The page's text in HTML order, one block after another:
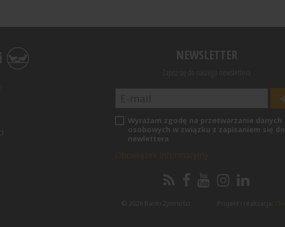
NEWSLETTER
Zapisz się do naszego newslettera
Wyrażam zgodę na przetwarzanie danych
osobowych w związku z zapisaniem się do
newlettera
© 2026 Banki Żywności Projekt i realizacja: